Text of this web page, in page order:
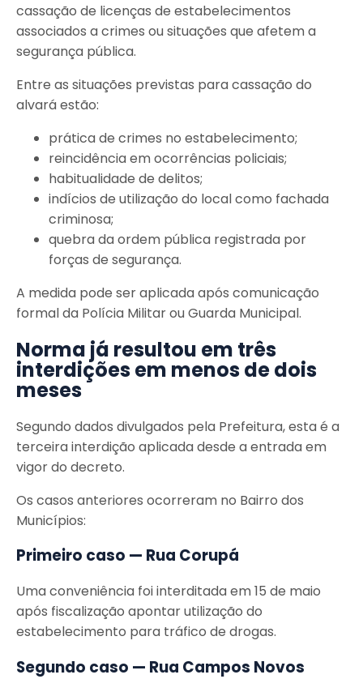
cassação de licenças de estabelecimentos
associados a crimes ou situações que afetem a
segurança pública.
Entre as situações previstas para cassação do
alvará estão:
prática de crimes no estabelecimento;
reincidência em ocorrências policiais;
habitualidade de delitos;
indícios de utilização do local como fachada
criminosa;
quebra da ordem pública registrada por
forças de segurança.
A medida pode ser aplicada após comunicação
formal da Polícia Militar ou Guarda Municipal.
Norma já resultou em três
interdições em menos de dois
meses
Segundo dados divulgados pela Prefeitura, esta é a
terceira interdição aplicada desde a entrada em
vigor do decreto.
Os casos anteriores ocorreram no Bairro dos
Municípios:
Primeiro caso — Rua Corupá
Uma conveniência foi interditada em 15 de maio
após fiscalização apontar utilização do
estabelecimento para tráfico de drogas.
Segundo caso — Rua Campos Novos